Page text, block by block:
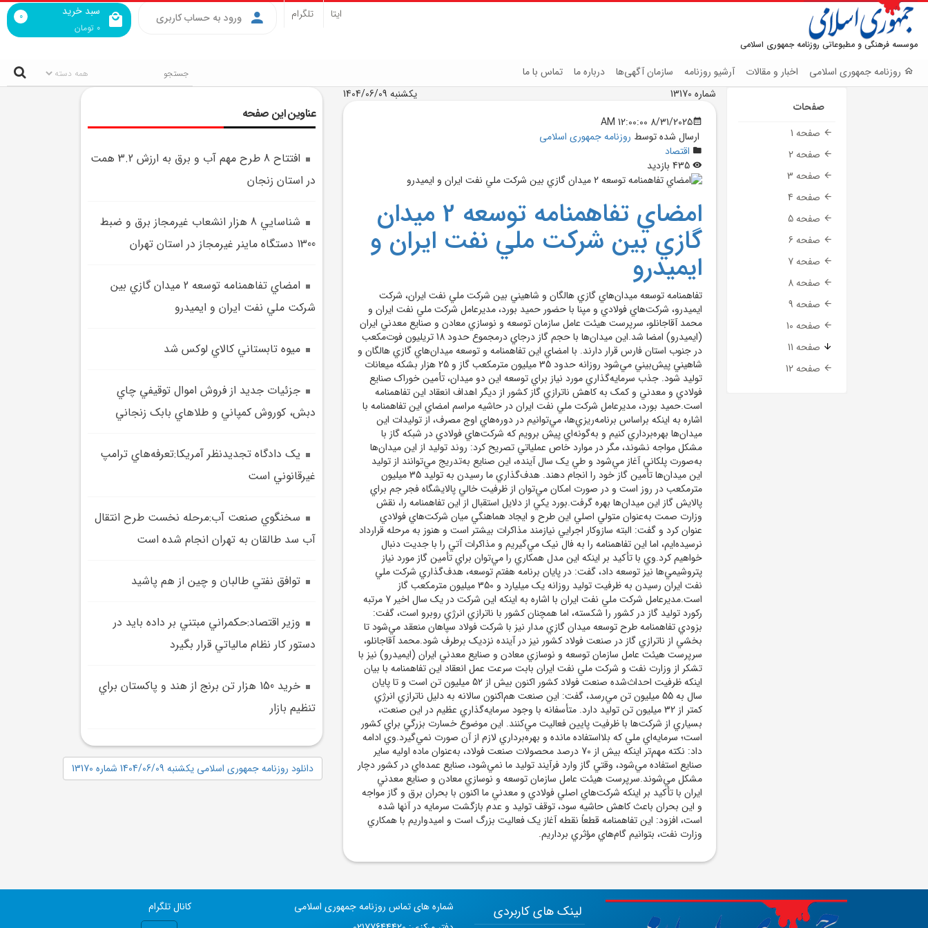
موسسه فرهنگی و مطبوعاتی روزنامه جمهوری اسلامی
سبد خرید
0 تومان
0 ورود به حساب کاربری ایتا تلگرام
روزنامه جمهوری اسلامی اخبار و مقالات آرشیو روزنامه سازمان آگهی‌ها درباره ما تماس با ما
صفحات
صفحه 1
صفحه 2
صفحه 3
صفحه 4
صفحه 5
صفحه 6
صفحه 7
صفحه 8
صفحه 9
صفحه 10
صفحه 11
صفحه 12
شماره 13170
یکشنبه 1404/06/09
8/31/2025 12:00:00 AM
ارسال شده توسط روزنامه جمهوری اسلامی
اقتصاد
امضاي تفاهمنامه توسعه 2 ميدان
گازي بين شرکت ملي نفت ايران و
ايميدرو
تفاهمنامه توسعه ميدان‌هاي گازي هالگان و شاهيني بين شرکت ملي نفت ايران، شرکت
ايميدرو، شرکت‌هاي فولادي و مپنا با حضور حميد بورد، مديرعامل شرکت ملي نفت ايران و
محمد آقاجانلو، سرپرست هيئت عامل سازمان توسعه و نوسازي معادن و صنايع معدني ايران
(ايميدرو) امضا شد.اين ميدان‌ها با حجم گاز درجاي درمجموع حدود 18 تريليون فوت‌مکعب
در جنوب استان فارس قرار دارند. با امضاي اين تفاهمنامه و توسعه ميدان‌هاي گازي هالگان و
شاهيني پيش‌بيني مي‌شود روزانه حدود 35 ميليون مترمکعب گاز و 25 هزار بشکه ميعانات
توليد شود. جذب سرمايه‌گذاري مورد نياز براي توسعه اين دو ميدان، تأمين خوراک صنايع
فولادي و معدني و کمک به کاهش ناترازي گاز کشور از ديگر اهداف انعقاد اين تفاهمنامه
است.حميد بورد، مديرعامل شرکت ملي نفت ايران در حاشيه مراسم امضاي اين تفاهمنامه با
اشاره به اينکه براساس برنامه‌ريزي‌ها، مي‌توانيم در دوره‌هاي اوج مصرف، از توليدات اين
ميدان‌ها بهره‌برداري کنيم و به‌گونه‌اي پيش برويم که شرکت‌هاي فولادي در شبکه گاز با
مشکل مواجه نشوند، مگر در موارد خاص عملياتي تصريح کرد: روند توليد از اين ميدان‌ها
به‌صورت پلکاني آغاز مي‌شود و طي يک سال آينده، اين صنايع به‌تدريج مي‌توانند از توليد
اين ميدان‌ها تأمين گاز خود را انجام دهند. هدف‌گذاري ما رسيدن به توليد 35 ميليون
مترمکعب در روز است و در صورت امکان مي‌توان از ظرفيت خالي پالايشگاه فجر جم براي
پالايش گاز اين ميدان‌ها بهره گرفت.بورد يکي از دلايل استقبال از اين تفاهمنامه را، نقش
وزارت صمت به‌عنوان متولي اصلي اين طرح و ايجاد هماهنگي ميان شرکت‌هاي فولادي
عنوان کرد و گفت: البته سازوکار اجرايي نيازمند مذاکرات بيشتر است و هنوز به مرحله قرارداد
نرسيده‌ايم، اما اين تفاهمنامه را به فال نيک مي‌گيريم و مذاکرات آتي را با جديت دنبال
خواهيم کرد.وي با تأکيد بر اينکه اين مدل همکاري را مي‌توان براي تأمين گاز مورد نياز
پتروشيمي‌ها نيز توسعه داد، گفت: در پايان برنامه هفتم توسعه، هدف‌گذاري شرکت ملي
نفت ايران رسيدن به ظرفيت توليد روزانه يک ميليارد و 350 ميليون مترمکعب گاز
است.مديرعامل شرکت ملي نفت ايران با اشاره به اينکه اين شرکت در يک سال اخير 7 مرتبه
رکورد توليد گاز در کشور را شکسته، اما همچنان کشور با ناترازي انرژي روبرو است، گفت:
بزودي تفاهمنامه طرح توسعه ميدان گازي مدار نيز با شرکت فولاد سپاهان منعقد مي‌شود تا
بخشي از ناترازي گاز در صنعت فولاد کشور نيز در آينده نزديک برطرف شود.محمد آقاجانلو،
سرپرست هيئت عامل سازمان توسعه و نوسازي معادن و صنايع معدني ايران (ايميدرو) نيز با
تشکر از وزارت نفت و شرکت ملي نفت ايران بابت سرعت عمل انعقاد اين تفاهمنامه با بيان
اينکه ظرفيت احداث‌شده صنعت فولاد کشور اکنون بيش از 52 ميليون تن است و تا پايان
سال به 55 ميليون تن مي‌رسد، گفت: اين صنعت هم‌اکنون سالانه به دليل ناترازي انرژي
کمتر از 32 ميليون تن توليد دارد. متأسفانه با وجود سرمايه‌گذاري عظيم در اين صنعت،
بسياري از شرکت‌ها با ظرفيت پايين فعاليت مي‌کنند. اين موضوع خسارت بزرگي براي کشور
است؛ سرمايه‌اي ملي که بلااستفاده مانده و بهره‌برداري لازم از آن صورت نمي‌گيرد.وي ادامه
داد: نکته مهم‌تر اينکه بيش از 70 درصد محصولات صنعت فولاد، به‌عنوان ماده اوليه ساير
صنايع استفاده مي‌شود، وقتي گاز وارد فرآيند توليد ما نمي‌شود، صنايع عمده‌اي در کشور دچار
مشکل مي‌شوند.سرپرست هيئت عامل سازمان توسعه و نوسازي معادن و صنايع معدني
ايران با تأکيد بر اينکه شرکت‌هاي اصلي فولادي و معدني ما اکنون با بحران برق و گاز مواجه‌
و اين بحران باعث کاهش حاشيه سود، توقف توليد و عدم بازگشت سرمايه در آنها شده
است، افزود: اين تفاهمنامه قطعاً نقطه آغاز يک فعاليت بزرگ است و اميدواريم با همکاري
وزارت نفت، بتوانيم گام‌هاي مؤثري برداريم.
عناوین این صفحه
افتتاح 8 طرح مهم آب و برق به ارزش 3.2 همت
در استان زنجان
شناسايي 8 هزار انشعاب غيرمجاز برق و ضبط
1300 دستگاه ماينر غيرمجاز در استان تهران
امضاي تفاهمنامه توسعه 2 ميدان گازي بين
شرکت ملي نفت ايران و ايميدرو
ميوه تابستاني کالاي لوکس شد
جزئيات جديد از فروش اموال توقيفي چاي
دبش، کوروش کمپاني و طلاهاي بابک زنجاني
يک دادگاه تجديدنظر آمريکا:‌تعرفه‌هاي ترامپ
غيرقانوني است
سخنگوي صنعت آب:مرحله نخست طرح انتقال
آب سد طالقان به تهران انجام شده است
توافق نفتي طالبان و چين از هم پاشيد
وزير اقتصاد:حکمراني مبتني بر داده بايد در
دستور کار نظام مالياتي قرار بگيرد
خريد 150 هزار تن برنج از هند و پاکستان براي
تنظيم بازار
دانلود روزنامه جمهوری اسلامی یکشنبه 1404/06/09 شماره 13170
کانال تلگرام
شماره های تماس روزنامه جمهوری اسلامی
لینک های کاربردی